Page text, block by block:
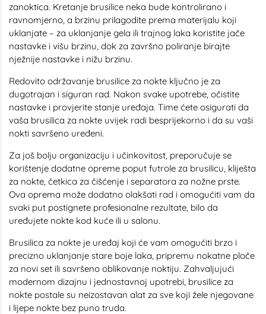
zanoktica. Kretanje brusilice neka bude kontrolirano i
ravnomjerno, a brzinu prilagodite prema materijalu koji
uklanjate – za uklanjanje gela ili trajnog laka koristite jače
nastavke i višu brzinu, dok za završno poliranje birajte
nježnije nastavke i nižu brzinu.
Redovito održavanje brusilice za nokte ključno je za
dugotrajan i siguran rad. Nakon svake upotrebe, očistite
nastavke i provjerite stanje uređaja. Time ćete osigurati da
vaša brusilica za nokte uvijek radi besprijekorno i da su vaši
nokti savršeno uređeni.
Za još bolju organizaciju i učinkovitost, preporučuje se
korištenje dodatne opreme poput futrole za brusilicu, kliješta
za nokte, četkica za čišćenje i separatora za nožne prste.
Ova oprema može dodatno olakšati rad i omogućiti vam da
svaki put postignete profesionalne rezultate, bilo da
uređujete nokte kod kuće ili u salonu.
Brusilica za nokte je uređaj koji će vam omogućiti brzo i
precizno uklanjanje stare boje laka, pripremu nokatne ploče
za novi set ili savršeno oblikovanje noktiju. Zahvaljujući
modernom dizajnu i jednostavnoj upotrebi, brusilice za
nokte postale su neizostavan alat za sve koji žele njegovane
i lijepe nokte bez puno truda.